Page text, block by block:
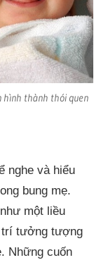
hình thành thói quen
nghe và hiểu
bung mẹ.
một liều
trí tưởng tượng
Những cuốn